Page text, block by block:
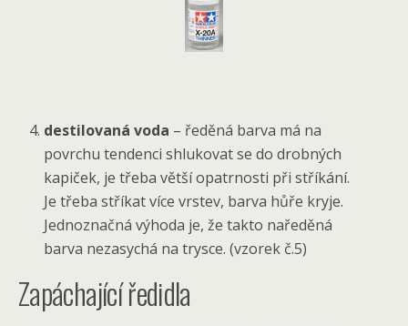
destilovaná voda – ředěná barva má na
povrchu tendenci shlukovat se do drobných
kapiček, je třeba větší opatrnosti při stříkání.
Je třeba stříkat více vrstev, barva hůře kryje.
Jednoznačná výhoda je, že takto naředěná
barva nezasychá na trysce. (vzorek č.5)
Zapáchající ředidla